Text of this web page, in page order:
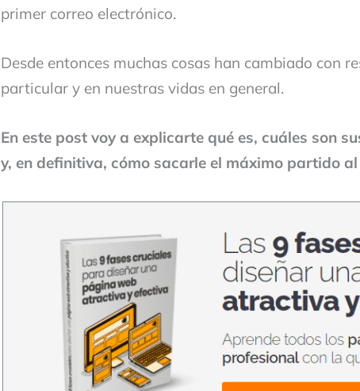
primer correo electrónico.
Desde entonces muchas cosas han cambiado con
particular y en nuestras vidas en general.
En este post voy a explicarte qué es, cuáles son
y, en definitiva, cómo sacarle el máximo partido